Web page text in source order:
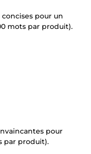
pour un
mots par produit).
pour
par produit).